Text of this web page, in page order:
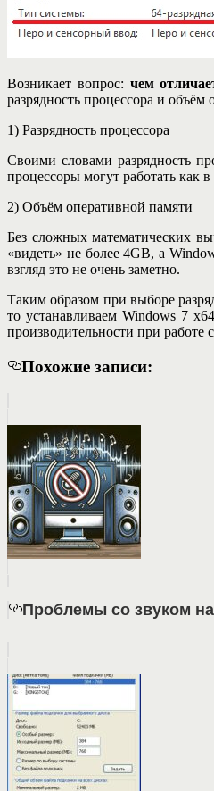
Возникает вопрос: чем
разрядность процессора и объём
1) Разрядность процессора
Своими словами разрядность
процессоры могут работать как
2) Объём оперативной памяти
Без сложных математических
«видеть» не более 4GB, а
взгляд это не очень заметно.
Таким образом при выборе
то устанавливаем Windows 7
производительности при
Похожие записи:
Проблемы со звуком